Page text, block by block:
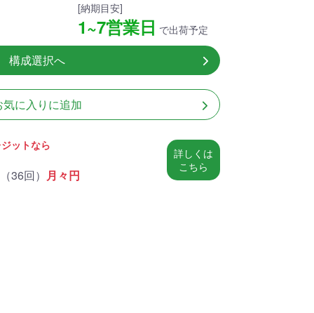
[納期目安]
1~7営業日 で出荷予定
構成選択へ
気に入りに追加
ットなら
36回） 月々円
詳しくは
こちら